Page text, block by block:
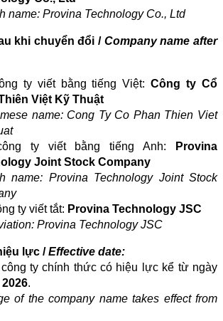
name: Provina Technology Co., Ltd
khi chuyển đổi / Company name after
ty viết bằng tiếng Việt:Công ty Cổ
Việt Kỹ Thuật
name: Cong Ty Co Phan Thien Viet
ty viết bằng tiếng Anh:
Provina
Joint Stock Company
name: Provina Technology Joint Stock
ty viết tắt: Provina Technology JSC
Provina Technology JSC
lực /Effective date:
ty chính thức có hiệu lực kể từ ngày
.
of the company name takes effect from